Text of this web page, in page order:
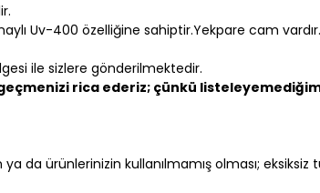
Uv-400 özelliğine sahiptir.Yekpare cam vardır.
ile sizlere gönderilmektedir.
rica ederiz; çünkü
da ürünlerinizin kullanılmamış olması;